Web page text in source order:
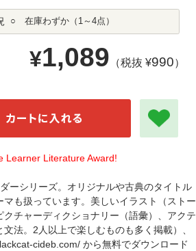
○ 在庫わずか（1～4点）
¥1,089 （税抜 ¥990）
Learner Literature Award!
ーシリーズ。オリジナルや古典のタイトル
も扱っています。美しいイラスト（ストー
クチャーディクショナリー（語彙）、アクテ
法。2人以上で楽しむものも多く掲載）、
cideb.com/ から無料でダウンロード